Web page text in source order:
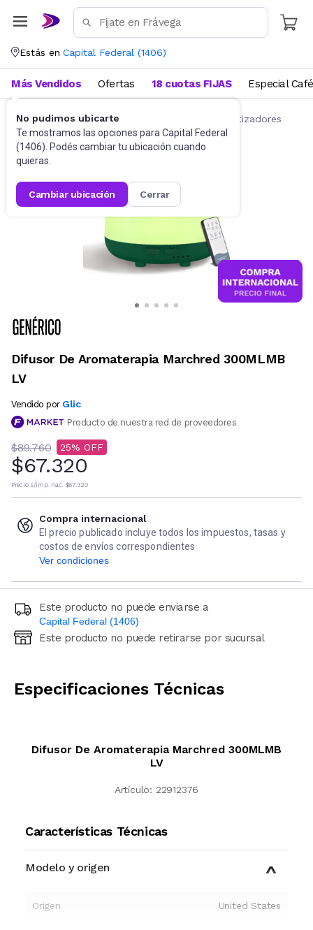
Estás en Capital Federal (1406)
No pudimos ubicarte
Te mostramos las opciones para Capital Federal
(1406). Podés cambiar tu ubicación cuando
quieras.
cambiar ubicación cerrar
Más Vendidos Ofertas 18 cuotas FIJAS Especial Café
Salud y Bienestar Humidificadores y aromatizadores
Difusor De Aromaterapia Marchred 300MLMB
LV
Vendido por Glic
Producto de nuestra red de proveedores
$89.760 25
$67.320
Precio s/imp. nac. $67.320
Compra internacional
El precio publicado incluye todos los impuestos, tasas y
costos de envíos correspondientes
Ver condiciones
Este producto no puede enviarse a
Capital Federal (1406)
Ingresá código postal (sólo números)
Este producto no puede retirarse por sucursal
Especificaciones Técnicas
Difusor De Aromaterapia Marchred 300MLMB
LV
Artículo: 22912376
Características Técnicas
Modelo y origen
Origen United States